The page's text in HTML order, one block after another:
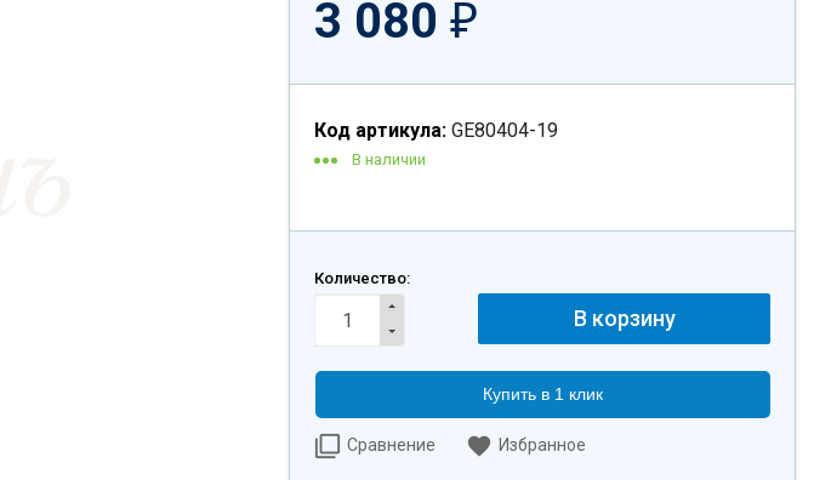
3 080 ₽
Код артикула: GE80404-19
В наличии
Количество:
Купить в 1 клик
Сравнение Избранное